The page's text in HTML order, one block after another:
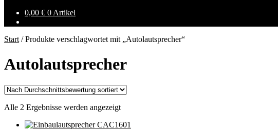
0,00 € 0 Artikel
Start /Produkte verschlagwortet mit „Autolautsprecher“
Autolautsprecher
Alle 2 Ergebnisse werden angezeigtNach
sortiert